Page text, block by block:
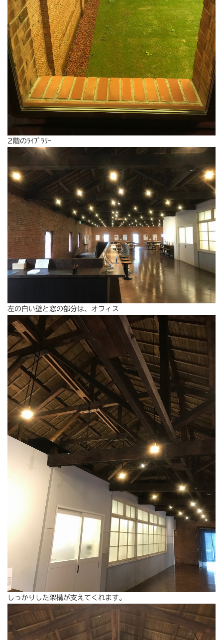
2階のﾗｲﾌﾞﾗﾘｰ
左の白い壁と窓の部分は、オフィス
しっかりした架構が支えてくれます。